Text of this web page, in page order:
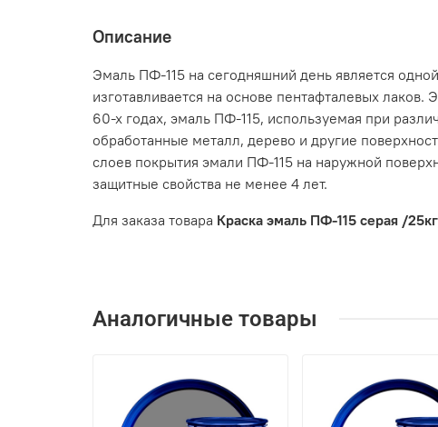
Описание
Эмаль ПФ-115 на сегодняшний день является
изготавливается на основе пентафталевых
60-х годах, эмаль ПФ-115, используемая при
обработанные металл, дерево и другие
слоев покрытия эмали ПФ-115 на наружной
защитные свойства не менее 4 лет.
Для заказа товара Краска эмаль ПФ-115 серая /
Аналогичные товары